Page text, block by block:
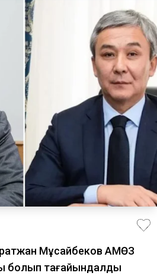
Мұсайбеков АМӨЗ
болып ​тағайындалды